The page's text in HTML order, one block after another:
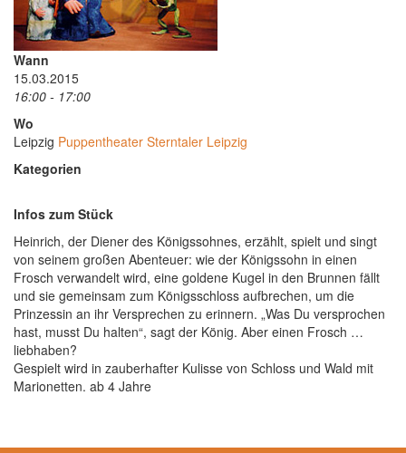
Wann
15.03.2015
16:00 - 17:00
Wo
Leipzig Puppentheater Sterntaler Leipzig
Kategorien
Infos zum Stück
Heinrich, der Diener des Königssohnes, erzählt, spielt und singt
von seinem großen Abenteuer: wie der Königssohn in einen
Frosch verwandelt wird, eine goldene Kugel in den Brunnen fällt
und sie gemeinsam zum Königsschloss aufbrechen, um die
Prinzessin an ihr Versprechen zu erinnern. „Was Du versprochen
hast, musst Du halten“, sagt der König. Aber einen Frosch …
liebhaben?
Gespielt wird in zauberhafter Kulisse von Schloss und Wald mit
Marionetten. ab 4 Jahre